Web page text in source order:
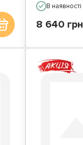
В наявності
8 640 грн